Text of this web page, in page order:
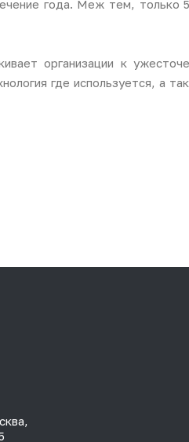
года. Меж тем, только
организации к
где используется, а